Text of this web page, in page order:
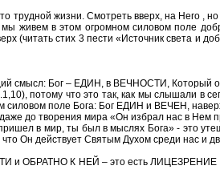
трудной жизни. Смотреть вверх, на Него ,
живем в этом огромном силовом поле
(читать стих 3 пести «Источник света и
смысл: Бог – ЕДИН, в ВЕЧНОСТИ, Который
потому что это так, как мы слышали в
силовом поле Бога: Бог ЕДИН и ВЕЧЕН,
до творения мира «Он избрал нас в
в мир, ты был в мыслях Бога» - это
Он действует Святым Духом среди нас и
ОБРАТНО К НЕЙ – это есть ЛИЦЕЗРЕНИЕ